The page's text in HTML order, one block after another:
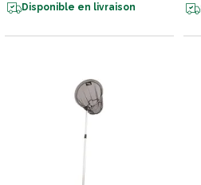
Disponible en livraison